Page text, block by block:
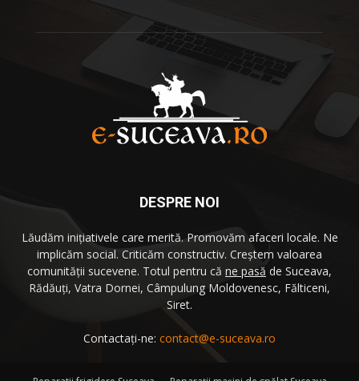
DESPRE NOI
Lăudăm iniţiativele care merită. Promovăm afaceri locale. Ne
implicăm social. Criticăm constructiv. Creştem valoarea
comunităţii sucevene. Totul pentru că ne pasă de Suceava,
Rădăuţi, Vatra Dornei, Câmpulung Moldovenesc, Fălticeni,
Siret.
Contactați-ne: contact@e-suceava.ro